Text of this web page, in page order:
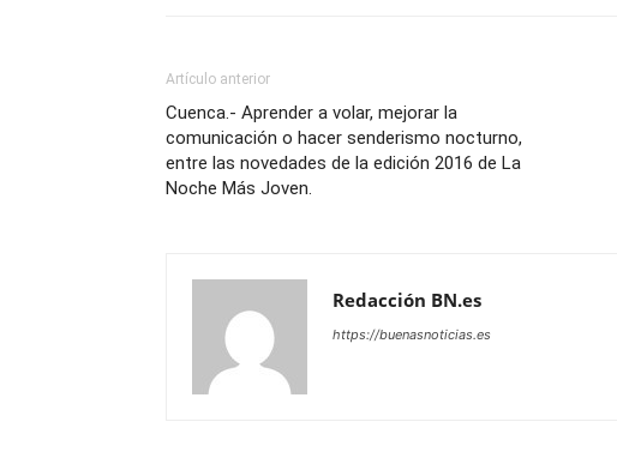
Artículo anterior
Cuenca.- Aprender a volar, mejorar la
comunicación o hacer senderismo nocturno,
entre las novedades de la edición 2016 de La
Noche Más Joven.
Redacción BN.es
https://buenasnoticias.es